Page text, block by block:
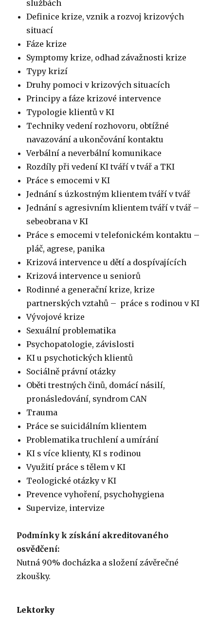
službách
Definice krize, vznik a rozvoj krizových
situací
Fáze krize
Symptomy krize, odhad závažnosti krize
Typy krizí
Druhy pomoci v krizových situacích
Principy a fáze krizové intervence
Typologie klientů v KI
Techniky vedení rozhovoru, obtížné
navazování a ukončování kontaktu
Verbální a neverbální komunikace
Rozdíly při vedení KI tváří v tvář a TKI
Práce s emocemi v KI
Jednání s úzkostným klientem tváří v tvář
Jednání s agresivním klientem tváří v tvář –
sebeobrana v KI
Práce s emocemi v telefonickém kontaktu –
pláč, agrese, panika
Krizová intervence u dětí a dospívajících
Krizová intervence u seniorů
Rodinné a generační krize, krize
partnerských vztahů – práce s rodinou v KI
Vývojové krize
Sexuální problematika
Psychopatologie, závislosti
KI u psychotických klientů
Sociálně právní otázky
Oběti trestných činů, domácí násilí,
pronásledování, syndrom CAN
Trauma
Práce se suicidálním klientem
Problematika truchlení a umírání
KI s více klienty, KI s rodinou
Využití práce s tělem v KI
Teologické otázky v KI
Prevence vyhoření, psychohygiena
Supervize, intervize
Podmínky k získání akreditovaného
osvědčení:
Nutná 90% docházka a složení závěrečné
zkoušky.
Lektorky